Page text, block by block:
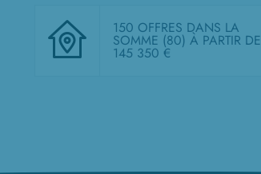
150 OFFRES DANS LA
SOMME (80)À PARTIR DE
145 350 €